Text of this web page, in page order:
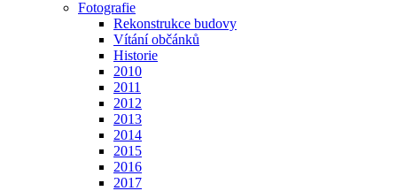
Fotografie
Rekonstrukce budovy
Vítání občánků
Historie
2010
2011
2012
2013
2014
2015
2016
2017